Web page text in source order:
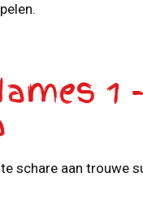
1
schare aan trouwe